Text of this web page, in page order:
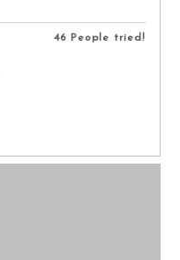
46 People tried!